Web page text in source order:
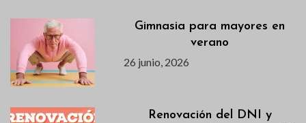
Gimnasia para mayores en
verano
26 junio, 2026
Renovación del DNI y